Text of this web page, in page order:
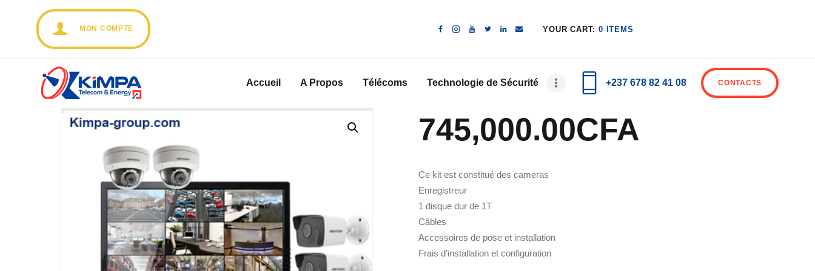
MON COMPTE YOUR CART: 0 ITEMS
Accueil A Propos Télécoms Technologie de Sécurité +237 678 82 41 08 CONTACTS
SÉCURITÉ
RENOUVELABLE
MON COMPTE
CONTACTS
745,000.00CFA
Ce kit est constitué des cameras
Enregistreur
1 disque dur de 1T
Câbles
Accessoires de pose et installation
Frais d’installation et configuration